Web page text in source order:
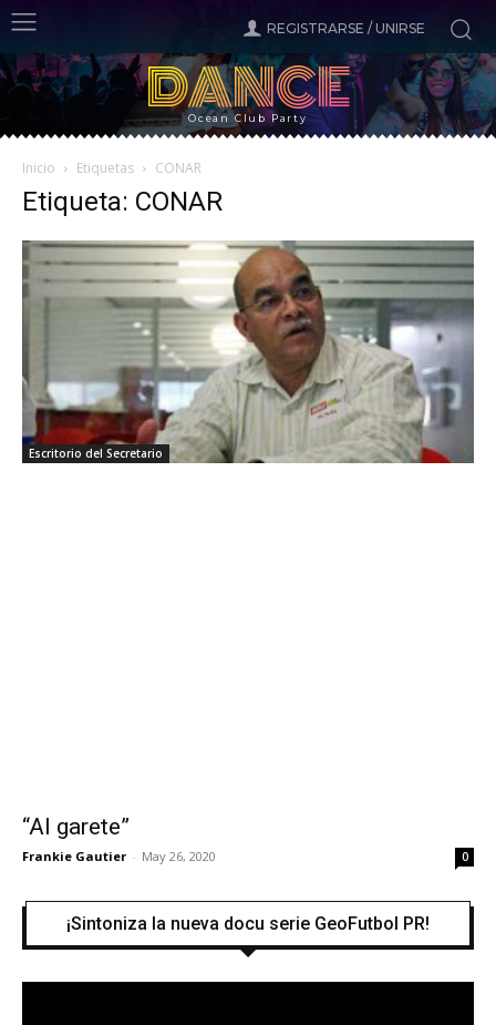
REGISTRARSE / UNIRSE
DANCE
Ocean Club Party
Inicio Etiquetas CONAR
Etiqueta: CONAR
Escritorio del Secretario
“Al garete”
Frankie Gautier - May 26, 2020 0
¡Sintoniza la nueva docu serie GeoFutbol PR!